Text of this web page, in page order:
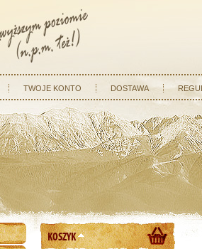
TWOJE KONTO DOSTAWA
KOSZYK